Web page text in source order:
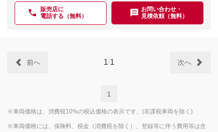
販売店に
電話する（無料）
お問い合わせ・
見積依頼（無料）
1/1
前へ 次へ
1
※車両価格は、消費税10%の税込価格の表示です。(非課税車両を除く)
※車両価格には、保険料、税金（消費税を除く）、登録等に伴う費用等は含